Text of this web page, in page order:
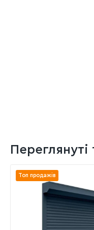
Переглянуті
Топ продажів